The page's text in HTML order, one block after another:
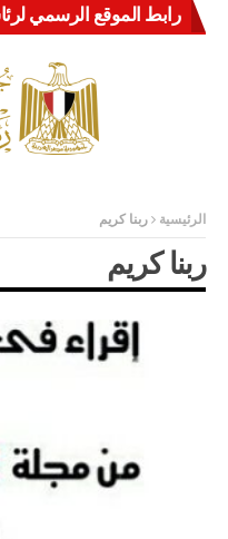
رابط الموقع الرسمي
الرئيسية ربنا كريم
ربنا كريم